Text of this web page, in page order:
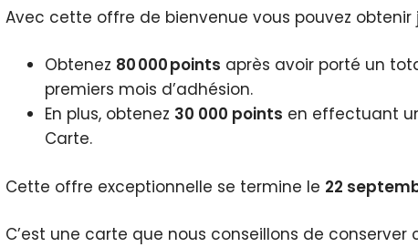
Avec cette offre de bienvenue vous pouvez obtenir
Obtenez 80 000 points après avoir porté un
premiers mois d’adhésion.
En plus, obtenez 30 000 points en effectuant
Carte.
Cette offre exceptionnelle se termine le 22
C’est une carte que nous conseillons de